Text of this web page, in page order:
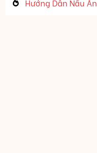
Hướng Dẫn Nấu Ăn